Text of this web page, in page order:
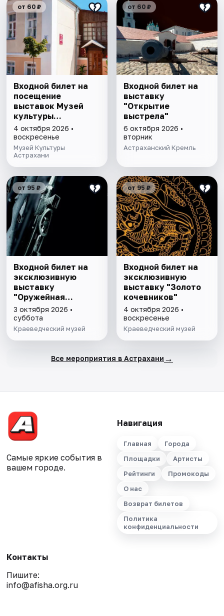
от 60 ₽
Входной билет на
посещение
выставок Музей
культуры
Астрахани
4 октября 2026 •
воскресенье
Музей Культуры
Астрахани
от 60 ₽
Входной билет на
выставку
"Открытие
выстрела"
6 октября 2026 •
вторник
Астраханский Кремль
от 95 ₽
Входной билет на
эксклюзивную
выставку
"Оружейная
комната"
3 октября 2026 •
суббота
Краеведческий музей
от 95 ₽
Входной билет на
эксклюзивную
выставку "Золото
кочевников"
4 октября 2026 •
воскресенье
Краеведческий музей
Все мероприятия в Астрахани →
Самые яркие события в
вашем городе.
Навигация
Главная
Города
Площадки
Артисты
Рейтинги
Промокоды
О нас
Возврат билетов
Политика
конфиденциальности
Контакты
Пишите:
info@afisha.org.ru